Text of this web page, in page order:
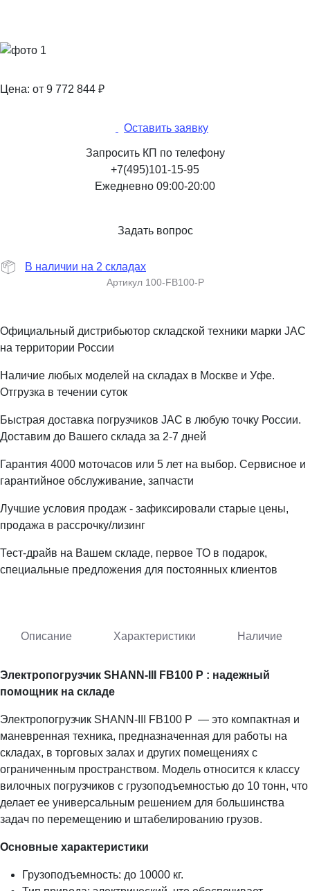
Цена: от 9 772 844 ₽
Оставить заявку
Запросить КП по телефону
+7(495)101-15-95
Ежедневно 09:00-20:00
Задать вопрос
В наличии на 2 складах
Артикул 100-FB100-P
Официальный дистрибьютор складской техники марки JAC
на территории России
Наличие любых моделей на складах в Москве и Уфе.
Отгрузка в течении суток
Быстрая доставка погрузчиков JAC в любую точку России.
Доставим до Вашего склада за 2-7 дней
Гарантия 4000 моточасов или 5 лет на выбор. Сервисное и
гарантийное обслуживание, запчасти
Лучшие условия продаж - зафиксировали старые цены,
продажа в рассрочку/лизинг
Тест-драйв на Вашем складе, первое ТО в подарок,
специальные предложения для постоянных клиентов
Описание Характеристики Наличие
Электропогрузчик SHANN-III FB100 P : надежный
помощник на складе
Электропогрузчик SHANN-III FB100 P — это компактная и
маневренная техника, предназначенная для работы на
складах, в торговых залах и других помещениях с
ограниченным пространством. Модель относится к классу
вилочных погрузчиков с грузоподъемностью до 10 тонн, что
делает ее универсальным решением для большинства
задач по перемещению и штабелированию грузов.
Основные характеристики
Грузоподъемность: до 10000 кг.